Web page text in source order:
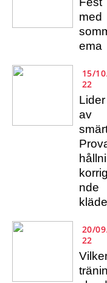
med
ema
15/
22
av
nde
20/
22